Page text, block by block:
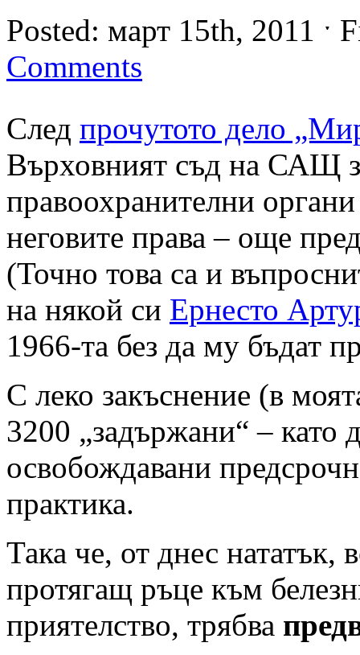
Posted: март 15th, 2011 ˑ
Comments
След прочутото дело
Върховният съд на САЩ
правоохранителни
неговите права – още
(Точно това са и
на някой си Ернесто
1966-та без да му бъдат
С леко закъснение (в
3200 „задържани“ – като
освобождавани
практика.
Така че, от днес нататък,
протягащ ръце към
приятелство, трябва